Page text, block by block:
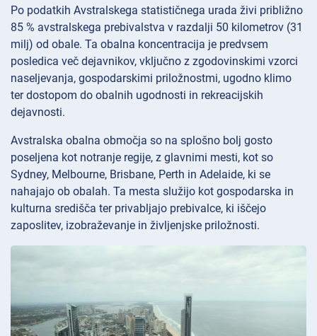
Po podatkih Avstralskega statističnega urada živi približno
85 % avstralskega prebivalstva v razdalji 50 kilometrov (31
milj) od obale. Ta obalna koncentracija je predvsem
posledica več dejavnikov, vključno z zgodovinskimi vzorci
naseljevanja, gospodarskimi priložnostmi, ugodno klimo
ter dostopom do obalnih ugodnosti in rekreacijskih
dejavnosti.
Avstralska obalna območja so na splošno bolj gosto
poseljena kot notranje regije, z glavnimi mesti, kot so
Sydney, Melbourne, Brisbane, Perth in Adelaide, ki se
nahajajo ob obalah. Ta mesta služijo kot gospodarska in
kulturna središča ter privabljajo prebivalce, ki iščejo
zaposlitev, izobraževanje in življenjske priložnosti.